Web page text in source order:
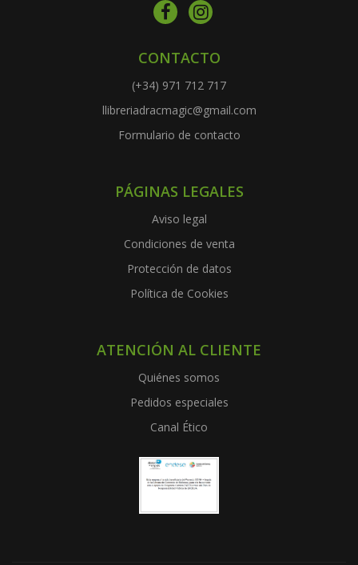
CONTACTO
(+34) 971 712 717
llibreriadracmagic@gmail.com
Formulario de contacto
PÁGINAS LEGALES
Aviso legal
Condiciones de venta
Protección de datos
Política de Cookies
ATENCIÓN AL CLIENTE
Quiénes somos
Pedidos especiales
Canal Ético